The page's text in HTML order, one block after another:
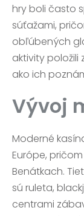
hry boli často
súťažami,
obľúbených
aktivity položili
ako ich
Vývoj
Moderné
Európe,
Benátkach.
sú ruleta,
centrami